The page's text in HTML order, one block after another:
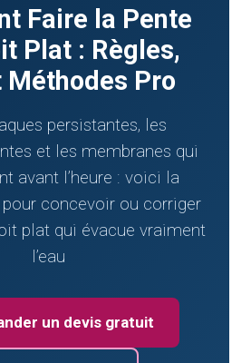
Faire la Pente
Plat : Règles,
Méthodes Pro
persistantes, les
et les membranes qui
avant l’heure : voici la
concevoir ou corriger
plat qui évacue vraiment
l’eau
un devis gratuit